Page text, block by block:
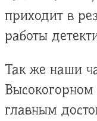
приходит в
работы
Так же наши
главным